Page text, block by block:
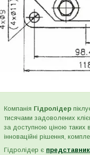
Компанія Гідролідер
тисячами задоволених
за доступною ціною таких
інноваційні рішення,
Гідролідер є